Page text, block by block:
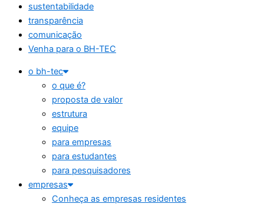
sustentabilidade
transparência
comunicação
Venha para o BH-TEC
o bh-tec
o que é?
proposta de valor
estrutura
equipe
para empresas
para estudantes
para pesquisadores
empresas
Conheça as empresas residentes